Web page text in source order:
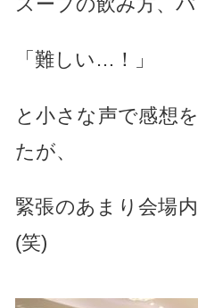
「難しい…！」
と小さな声で感想
たが、
緊張のあまり会場
(笑)